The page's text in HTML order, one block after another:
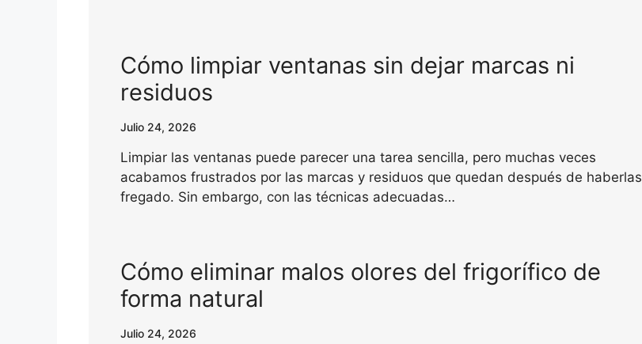
Cómo limpiar ventanas sin dejar marcas ni
residuos
Julio 24, 2026
Limpiar las ventanas puede parecer una tarea sencilla, pero muchas veces
acabamos frustrados por las marcas y residuos que quedan después de haberlas
fregado. Sin embargo, con las técnicas adecuadas…
Cómo eliminar malos olores del frigorífico de
forma natural
Julio 24, 2026